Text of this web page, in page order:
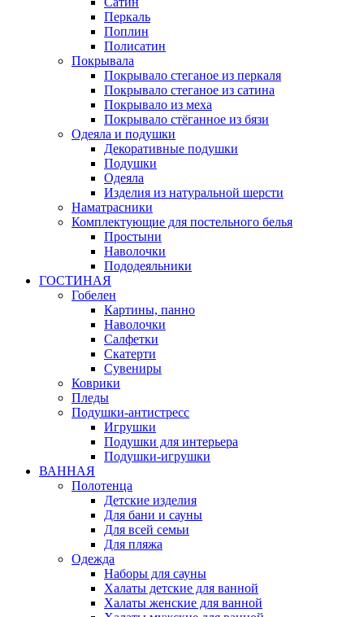
Перкаль
Поплин
Полисатин
Покрывала
Покрывало стеганое из перкаля
Покрывало стеганое из сатина
Покрывало из меха
Покрывало стёганное из бязи
Одеяла и подушки
Декоративные подушки
Подушки
Одеяла
Изделия из натуральной шерсти
Наматраcники
Комплектующие для постельного белья
Простыни
Наволочки
Пододеяльники
ГОСТИНАЯ
Гобелен
Картины, панно
Наволочки
Салфетки
Скатерти
Сувениры
Коврики
Пледы
Подушки-антистресс
Игрушки
Подушки для интерьера
Подушки-игрушки
ВАННАЯ
Полотенца
Детские изделия
Для бани и сауны
Для всей семьи
Для пляжа
Одежда
Наборы для сауны
Халаты детские для ванной
Халаты женские для ванной